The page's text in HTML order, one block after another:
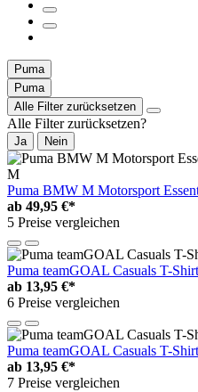
Puma
Puma
Alle Filter zurücksetzen
Alle Filter zurücksetzen?
Ja Nein
Puma BMW M Motorsport
ab 49,95 €*
5 Preise vergleichen
Puma teamGOAL Casuals T-
ab 13,95 €*
6 Preise vergleichen
Puma teamGOAL Casuals T-
ab 13,95 €*
7 Preise vergleichen